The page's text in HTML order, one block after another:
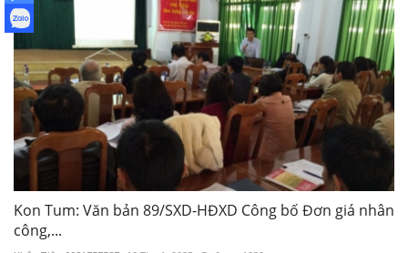
Kon Tum: Văn bản 89/SXD-HĐXD Công bố Đơn giá nhân
công,...